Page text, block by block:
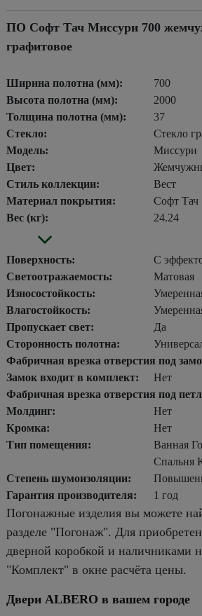
ПО Софт Тач Миссури 700
графитовое
Ширина полотна (мм):
700
Высота полотна (мм):
2000
Толщина полотна (мм):
37
Стекло:
Стекло
Модель:
Миссури
Цвет:
Стиль коллекции:
Вест
Материал покрытия:
Софт Тач
Вес (кг):
24.24
Поверхность:
С
Светоотражаемость:
Матовая
Износостойкость:
Влагостойкость:
Пропускает свет:
Да
Сторонность полотна:
Фабричная врезка отверстия под
Замок входит в комплект:
Нет
Фабричная врезка отверстия под
Молдинг:
Нет
Кромка:
Нет
Тип помещения:
Ванная
Спальня
Степень шумоизоляции:
Гарантия производителя:
1 год
Погонажные изделия вы можете
разделе "Погонаж". Для
дверной коробкой и наличниками
"Комплект" в окне расчёта цены.
Двери ALBERO в вашем городе